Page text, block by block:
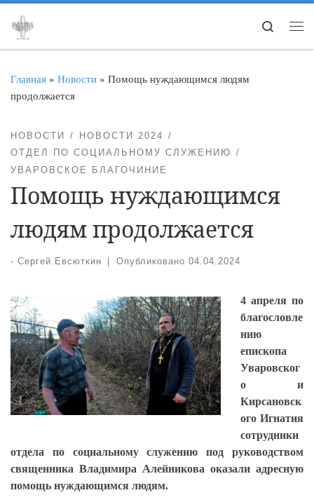
Перейти к содержимому
Search
Главная » Новости » Помощь нуждающимся людям
продолжается
НОВОСТИ
НОВОСТИ 2024
ОТДЕЛ ПО СОЦИАЛЬНОМУ СЛУЖЕНИЮ
УВАРОВСКОЕ БЛАГОЧИНИЕ
Помощь нуждающимся
людям продолжается
- Сергей Евсюткин Опубликовано 04.04.2024
4 апреля по
благословле
нию
епископа
Уваровског
о и
Кирсановск
ого Игнатия
сотрудники
отдела по социальному служению под руководством
священника Владимира Алейникова оказали адресную
помощь нуждающимся людям.